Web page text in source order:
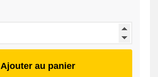
Ajouter au panier